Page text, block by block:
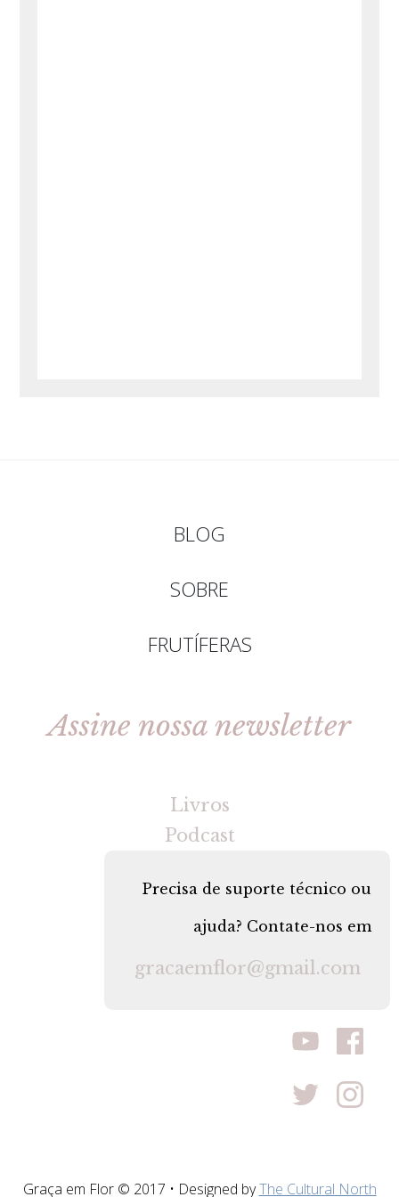
BLOG
SOBRE
FRUTÍFERAS
Assine nossa newsletter
Livros
Podcast
Precisa de suporte técnico ou
ajuda? Contate-nos em
gracaemflor@gmail.com
Graça em Flor © 2017 • Designed byThe Cultural North